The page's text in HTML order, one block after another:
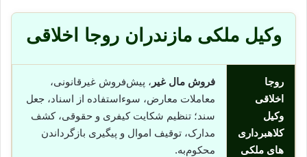
وکیل ملکی مازندران روجا اخلاقی
روجا
اخلاقی
وکیل
کلاهبرداری
های ملکی
فروش مال غیر ، پیش‌فروش غیرقانونی،
معاملات معارض، سوء‌استفاده از اسناد، جعل
سند؛ تنظیم شکایت کیفری و حقوقی، کشف
مدارک، توقیف اموال و پیگیری بازگرداندن
محکوم‌به.